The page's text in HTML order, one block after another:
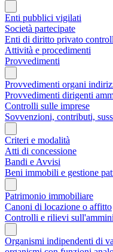
Enti pubblici vigilati
Società partecipate
Enti di diritto privato
Attività e procedimenti
Provvedimenti
Provvedimenti organi
Provvedimenti dirigenti
Controlli sulle imprese
Sovvenzioni, contributi,
Criteri e modalità
Atti di concessione
Bandi e Avvisi
Beni immobili e gestione
Patrimonio immobiliare
Canoni di locazione o affitto
Controlli e rilievi
Organismi indipendenti di